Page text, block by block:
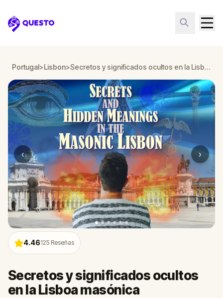
Questo
Portugal>Lisbon> Secretos y significados ocultos en la Lisboa masónica
‹ ›
4.46125 Reseñas
Secretos y significados ocultos
en la Lisboa masónica